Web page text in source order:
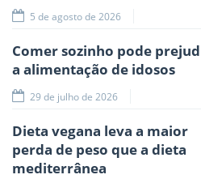
5 de agosto de 2026
Comer sozinho pode
a alimentação de idosos
29 de julho de 2026
Dieta vegana leva a maior
perda de peso que a dieta
mediterrânea